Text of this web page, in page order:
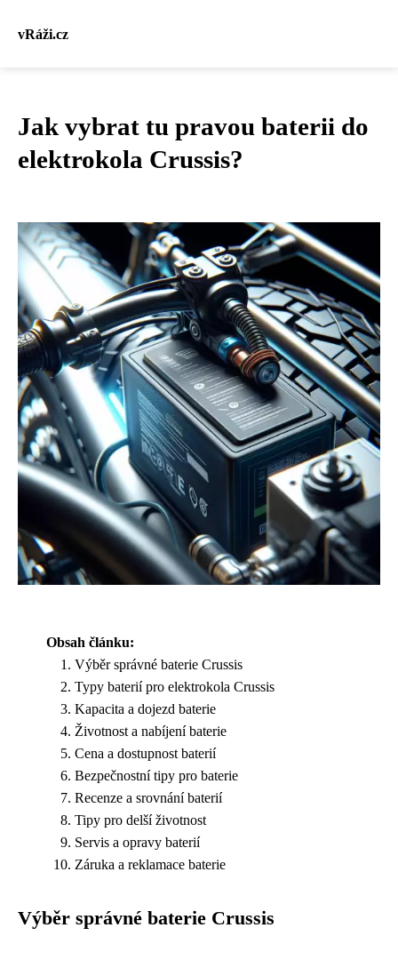
vRáži.cz
Jak vybrat tu pravou baterii do
elektrokola Crussis?
Obsah článku:
Výběr správné baterie Crussis
Typy baterií pro elektrokola Crussis
Kapacita a dojezd baterie
Životnost a nabíjení baterie
Cena a dostupnost baterií
Bezpečnostní tipy pro baterie
Recenze a srovnání baterií
Tipy pro delší životnost
Servis a opravy baterií
Záruka a reklamace baterie
Výběr správné baterie Crussis